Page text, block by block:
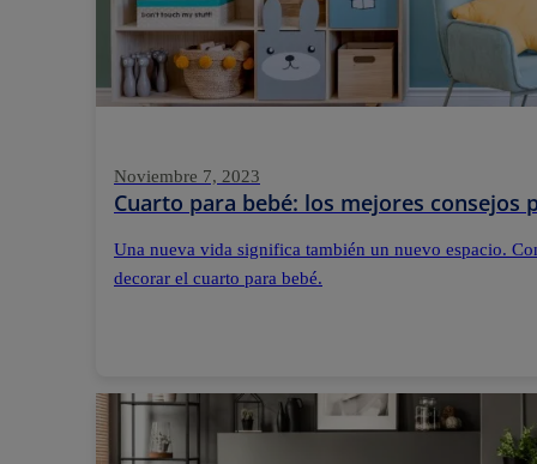
Noviembre 7, 2023
Cuarto para bebé: los mejores consejos
Una nueva vida significa también un nuevo espacio.
decorar el cuarto para bebé.